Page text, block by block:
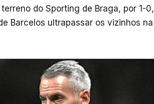
do Sporting de Braga, por 1-0,
Barcelos ultrapassar os vizinhos na